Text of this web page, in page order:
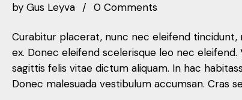
by Gus Leyva 0 Comments
Curabitur placerat, nunc nec eleifend
ex. Donec eleifend scelerisque leo nec
sagittis felis vitae dictum aliquam. In hac
Donec malesuada vestibulum accumsan. Cras